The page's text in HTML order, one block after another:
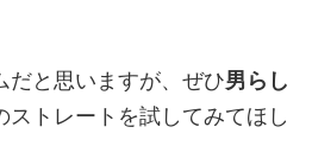
だと思いますが、ぜひ男らし
ストレートを試してみてほし